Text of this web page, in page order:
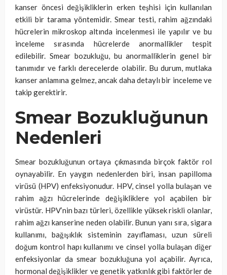
kanser öncesi değişikliklerin erken teşhisi için kullanılan
etkili bir tarama yöntemidir. Smear testi, rahim ağzındaki
hücrelerin mikroskop altında incelenmesi ile yapılır ve bu
inceleme sırasında hücrelerde anormallikler tespit
edilebilir. Smear bozukluğu, bu anormalliklerin genel bir
tanımıdır ve farklı derecelerde olabilir. Bu durum, mutlaka
kanser anlamına gelmez, ancak daha detaylı bir inceleme ve
takip gerektirir.
Smear Bozukluğunun
Nedenleri
Smear bozukluğunun ortaya çıkmasında birçok faktör rol
oynayabilir. En yaygın nedenlerden biri, insan papilloma
virüsü (HPV) enfeksiyonudur. HPV, cinsel yolla bulaşan ve
rahim ağzı hücrelerinde değişikliklere yol açabilen bir
virüstür. HPV’nin bazı türleri, özellikle yüksek riskli olanlar,
rahim ağzı kanserine neden olabilir. Bunun yanı sıra, sigara
kullanımı, bağışıklık sisteminin zayıflaması, uzun süreli
doğum kontrol hapı kullanımı ve cinsel yolla bulaşan diğer
enfeksiyonlar da smear bozukluğuna yol açabilir. Ayrıca,
hormonal değişiklikler ve genetik yatkınlık gibi faktörler de